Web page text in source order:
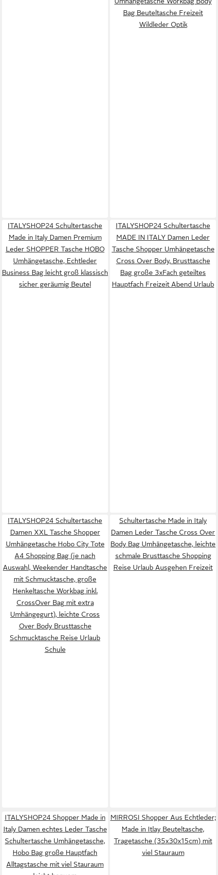
Bag Beuteltasche Freizeit
Wildleder Optik
ITALYSHOP24 Schultertasche
Made in Italy Damen Premium
Leder SHOPPER Tasche HOBO
Umhängetasche, Echtleder
Business Bag leicht groß klassisch
sicher geräumig Beutel
ITALYSHOP24 Schultertasche
MADE IN ITALY Damen Leder
Tasche Shopper Umhängetasche
Cross Over Body, Brusttasche
Bag große 3xFach geteiltes
Hauptfach Freizeit Abend Urlaub
ITALYSHOP24 Schultertasche
Damen XXL Tasche Shopper
Umhängetasche Hobo City Tote
A4 Shopping Bag (je nach
Auswahl, Weekender Handtasche
mit Schmucktasche, große
Henkeltasche Workbag inkl.
CrossOver Bag mit extra
Umhängegurt), leichte Cross
Over Body Brusttasche
Schmucktasche Reise Urlaub
Schule
Schultertasche Made in Italy
Damen Leder Tasche Cross Over
Body Bag Umhängetasche, leichte
schmale Brusttasche Shopping
Reise Urlaub Ausgehen Freizeit
ITALYSHOP24 Shopper Made in
Italy Damen echtes Leder Tasche
Schultertasche Umhängetasche,
Hobo Bag große Hauptfach
Alltagstasche mit viel Stauraum
MIRROSI Shopper Aus Echtleder;
Made in Itlay Beuteltasche,
Tragetasche (35x30x15cm) mit
viel Stauraum